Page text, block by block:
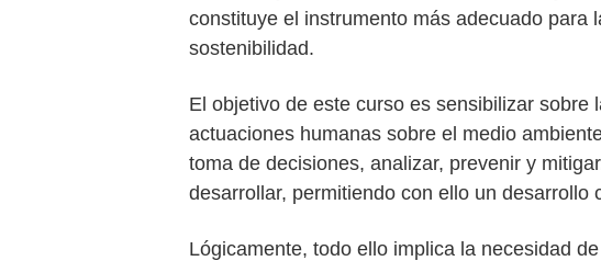
constituye el instrumento más adecuado
sostenibilidad.
El objetivo de este curso es sensibilizar
actuaciones humanas sobre el medio
toma de decisiones, analizar, prevenir y
desarrollar, permitiendo con ello un
Lógicamente, todo ello implica la necesidad